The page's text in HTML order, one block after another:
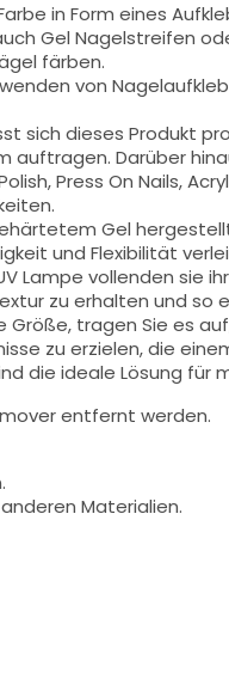
in Form eines
Gel Nagelstreifen
färben.
von
sich dieses Produkt
auftragen. Darüber
Press On Nails,
Gel
und Flexibilität
Lampe vollenden sie
zu erhalten und so
tragen Sie es
zu erzielen, die
die ideale Lösung für
entfernt werden.
Materialien.